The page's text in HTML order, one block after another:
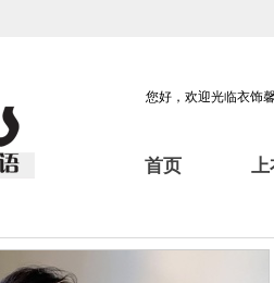
您好，欢迎光临衣饰
首页 上